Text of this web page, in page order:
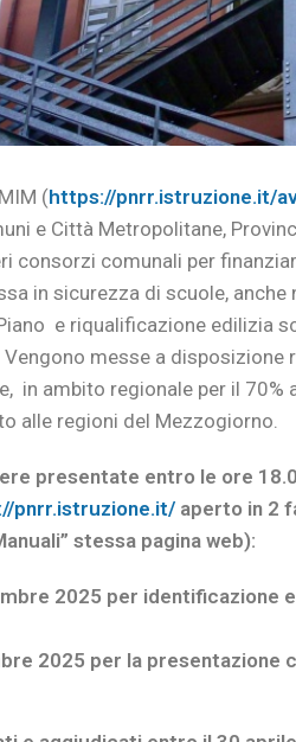
(https://pnrr.istruzione.it/
e Città Metropolitane,
consorzi comunali per
in sicurezza di scuole, anche
e riqualificazione edilizia
messe a
in ambito regionale per il 70%
alle regioni del Mezzogiorno.
presentate entro le ore
pnrr.istruzione.it/ aperto in 2
stessa pagina web):
2025 per identificazione
2025 per la presentazione